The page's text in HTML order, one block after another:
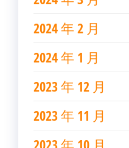
2024 年 2 月
2024 年 1 月
2023 年 12 月
2023 年 11 月
2023 年 10 月